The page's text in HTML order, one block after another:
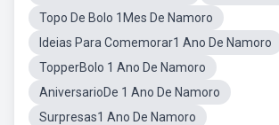
Topo De Bolo 1Mes De Namoro
Ideias Para Comemorar1 Ano De Namoro
TopperBolo 1 Ano De Namoro
AniversarioDe 1 Ano De Namoro
Surpresas1 Ano De Namoro